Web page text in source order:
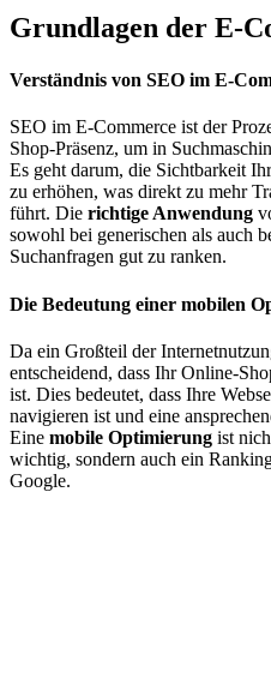
Grundlagen der E-
Verständnis von SEO im E-
SEO im E-Commerce ist der
Shop-Präsenz, um in
Es geht darum, die Sichtbarkeit
zu erhöhen, was direkt zu mehr
führt. Die richtige Anwendung
sowohl bei generischen als auch
Suchanfragen gut zu ranken​.
Die Bedeutung einer mobilen
Da ein Großteil der
entscheidend, dass Ihr Online-
ist. Dies bedeutet, dass Ihre
navigieren ist und eine
Eine mobile Optimierung ist
wichtig, sondern auch ein
Google.